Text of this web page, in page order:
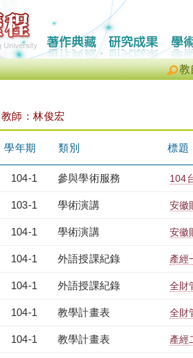
教
師：林俊宏
學年期 類別 標題
104-1 參與學術服務 104
103-1 學術演講 安徽
104-1 學術演講 安徽
104-1 外語授課紀錄 產經
104-1 外語授課紀錄 全財
104-1 教學計畫表 全財
104-1 教學計畫表 產經